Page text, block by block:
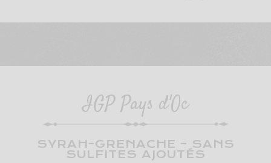
IGP Pays d'Oc
SYRAH-GRENACHE – SANS
SULFITES AJOUTÉS